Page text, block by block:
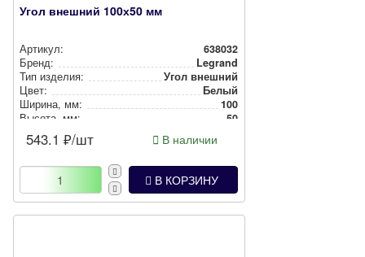
Угол внешний 100х50 мм
Артикул:
638032
Бренд:
Legrand
Тип изделия:
Угол внешний
Цвет:
Белый
Ширина, мм:
100
Высота, мм:
50
543.1 ₽/шт В наличии
В КОРЗИНУ